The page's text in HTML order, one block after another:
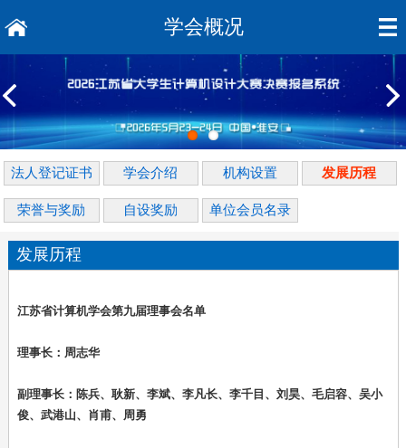
学会概况
法人登记证书 学会介绍 机构设置 发展历程
荣誉与奖励 自设奖励 单位会员名录
发展历程
江苏省计算机学会第九届理事会名单
理事长：周志华
副理事长：陈兵、耿新、李斌、李凡长、李千目、刘昊、毛启容、吴小
俊、武港山、肖甫、周勇